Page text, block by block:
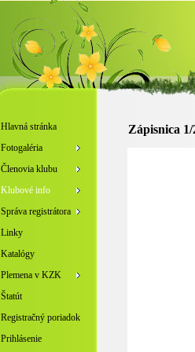
Hlavná stránka
Fotogaléria
Členovia klubu
Klubové info
Správa registrátora
Linky
Katalógy
Plemena v KZK
Štatút
Registračný poriadok
Prihlásenie
Zápisnica 1/